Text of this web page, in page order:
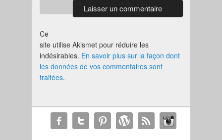
Ce
site utilise Akismet pour réduire les
indésirables. En savoir plus sur la façon dont
les données de vos commentaires sont
traitées.